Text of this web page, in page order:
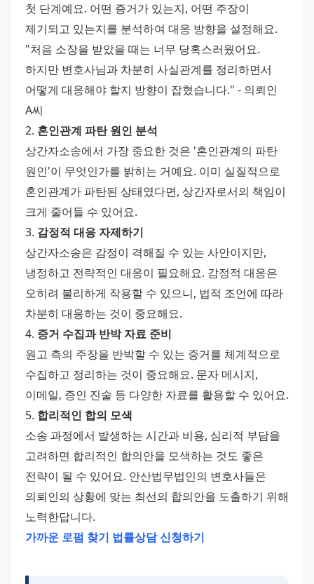
첫 단계예요. 어떤 증거가 있는지, 어떤 주장이
제기되고 있는지를 분석하여 대응 방향을 설정해요.
"처음 소장을 받았을 때는 너무 당혹스러웠어요.
하지만 변호사님과 차분히 사실관계를 정리하면서
어떻게 대응해야 할지 방향이 잡혔습니다." - 의뢰인
A씨
2. 혼인관계 파탄 원인 분석
상간자소송에서 가장 중요한 것은 '혼인관계의 파탄
원인'이 무엇인가를 밝히는 거예요. 이미 실질적으로
혼인관계가 파탄된 상태였다면, 상간자로서의 책임이
크게 줄어들 수 있어요.
3. 감정적 대응 자제하기
상간자소송은 감정이 격해질 수 있는 사안이지만,
냉정하고 전략적인 대응이 필요해요. 감정적 대응은
오히려 불리하게 작용할 수 있으니, 법적 조언에 따라
차분히 대응하는 것이 중요해요.
4. 증거 수집과 반박 자료 준비
원고 측의 주장을 반박할 수 있는 증거를 체계적으로
수집하고 정리하는 것이 중요해요. 문자 메시지,
이메일, 증인 진술 등 다양한 자료를 활용할 수 있어요.
5. 합리적인 합의 모색
소송 과정에서 발생하는 시간과 비용, 심리적 부담을
고려하면 합리적인 합의안을 모색하는 것도 좋은
전략이 될 수 있어요. 안산법무법인의 변호사들은
의뢰인의 상황에 맞는 최선의 합의안을 도출하기 위해
노력한답니다.
가까운 로펌 찾기 법률상담 신청하기